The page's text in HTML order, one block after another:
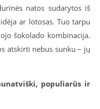
natos sudarytos iš
ar lotosas. Tuo tarpu
šokolado kombinacija.
atskirti nebus sunku – jų
populiarūs ir